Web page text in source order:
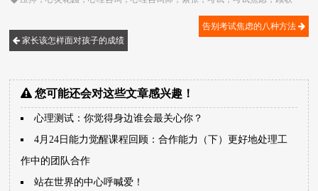
家长该怎样面对孩子的成绩
告别考试焦虑的八种方法
您可能还会对这些文章感兴趣！
心理测试：你觉得身边谁会最关心你？
4月24日能力觉醒课程回顾：合作能力（下）更好地处理工
作中的团队合作
站在世界的中心呼喊爱！